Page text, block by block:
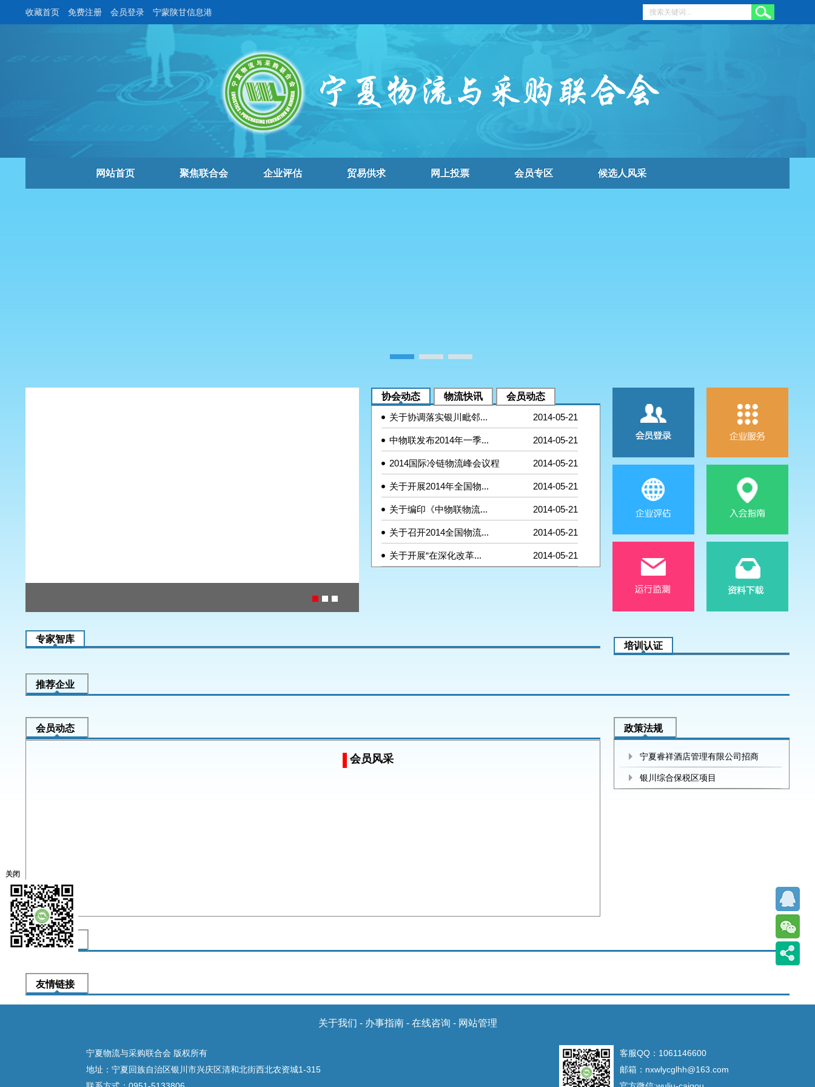
收藏首页 免费注册 会员登录 宁蒙陕甘信息港
网站首页 聚焦联合会 企业评估 贸易供求 网上投票 会员专区 候选人风采
协会动态 物流快讯
会员动态
关于协调落实银川毗邻...
2014-05-21
中物联发布2014年一季... 2014-05-21
2014国际冷链物流峰会议程 2014-05-21
关于开展2014年全国物... 2014-05-21
关于编印《中物联物流... 2014-05-21
关于召开2014全国物流... 2014-05-21
关于开展“在深化改革... 2014-05-21
专家智库
培训认证
推荐企业
会员动态
会员风采
政策法规
宁夏睿祥酒店管理有限公司招商
银川综合保税区项目
物流期刊
友情链接
关于我们 - 办事指南- 在线咨询 - 网站管理
宁夏物流与采购联合会 版权所有
地址：宁夏回族自治区银川市兴庆区清和北街西北农资城1-315
客服QQ：1061146600
邮箱：nxwlycglhh@163.com
关闭